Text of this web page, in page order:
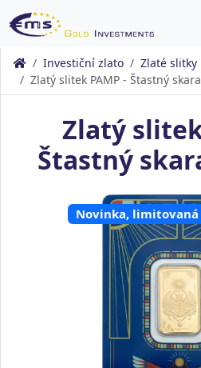
Investiční zlato
Zlaté slitky
Zlatý slitek PAMP - Štastný
Zlatý
Štastný
Novinka, limitovaná